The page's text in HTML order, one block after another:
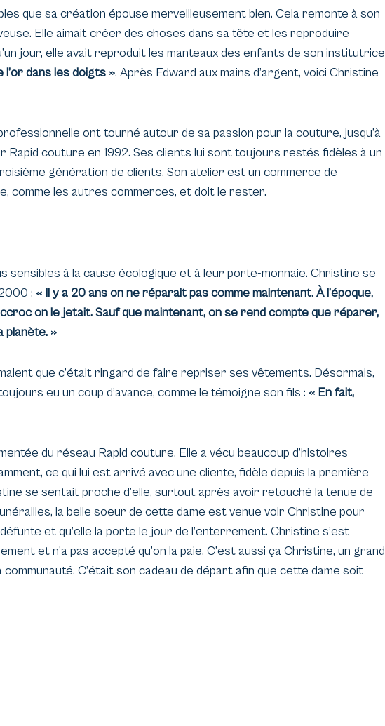
que sa création épouse merveilleusement bien. Cela remonte à son
Elle aimait créer des choses dans sa tête et les reproduire
jour, elle avait reproduit les manteaux des enfants de son institutrice
dans les doigts ». Après Edward aux mains d’argent, voici Christine
ont tourné autour de sa passion pour la couture, jusqu’à
Rapid couture en 1992. Ses clients lui sont toujours restés fidèles à un
génération de clients. Son atelier est un commerce de
comme les autres commerces, et doit le rester.
sensibles à la cause écologique et à leur porte-monnaie. Christine se
: « Il y a 20 ans on ne réparait pas comme maintenant. À l’époque,
on le jetait. Sauf que maintenant, on se rend compte que réparer,
planète. »
que c’était ringard de faire repriser ses vêtements. Désormais,
eu un coup d’avance, comme le témoigne son fils : « En fait,
du réseau Rapid couture. Elle a vécu beaucoup d’histoires
ce qui lui est arrivé avec une cliente, fidèle depuis la première
se sentait proche d’elle, surtout après avoir retouché la tenue de
la belle soeur de cette dame est venue voir Christine pour
et qu’elle la porte le jour de l’enterrement. Christine s’est
et n’a pas accepté qu’on la paie. C’est aussi ça Christine, un grand
C’était son cadeau de départ afin que cette dame soit